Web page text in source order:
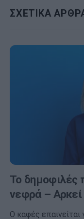
ΣΧΕΤΙΚΑ
Το δημοφιλές
νεφρά – Αρκεί
Ο καφές επαινείται